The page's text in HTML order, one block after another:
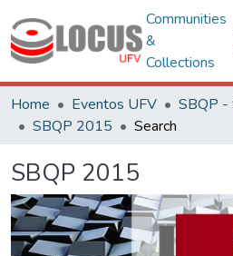
Communities
&
Collections
Home Eventos UFV
SBQP 2015
Search
SBQP 2015